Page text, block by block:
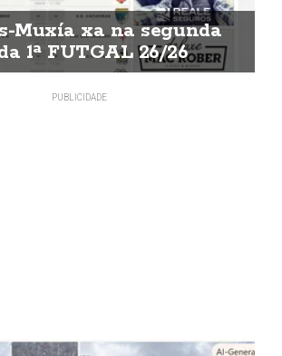
Muxía xa na segunda
1ª FUTGAL 26/26